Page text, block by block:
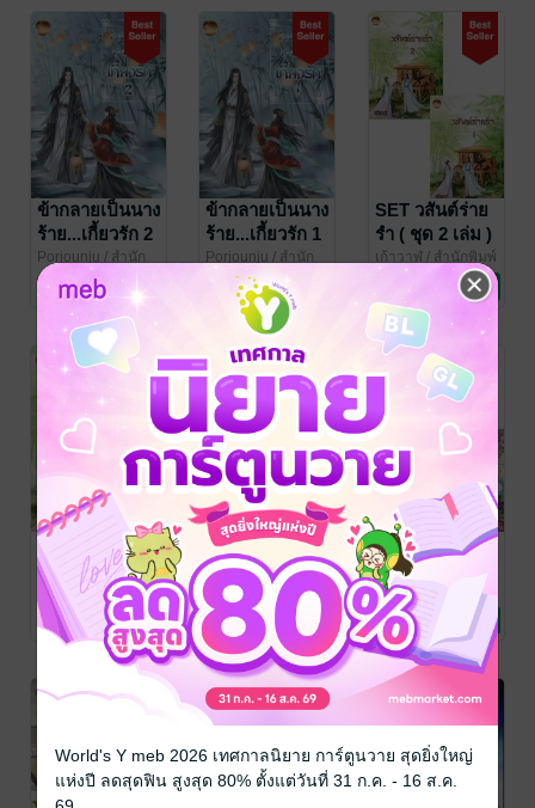
ข้ากลายเป็นนาง
ร้าย...เกี้ยวรัก 2
Porjounju / สำนัก
พิมพ์เฟยฮุ่ย
นิยายรักจีนโบราณ
146 Rating
ข้ากลายเป็นนาง
ร้าย...เกี้ยวรัก 1
Porjounju / สำนัก
พิมพ์เฟยฮุ่ย
นิยายรักจีนโบราณ
112 Rating
SET วสันต์ร่าย
รำ ( ชุด 2 เล่ม )
เก้าวาฬ / สำนักพิมพ์
นิยายรักจีนโบราณ
8 Rating
วสันต์ร่ายรำ 2
เก้าวาฬ/ สำนักพิมพ์
เฟยฮุ่ย
นิยายรักจีนโบราณ
12 Rating
วสันต์ร่ายรำ 1
เก้าวาฬ/ สำนักพิมพ์
เฟยฮุ่ย
นิยายรักจีนโบราณ
9 Rating
SET บุตรมังกร
อ้อนรัก ( ชุด 2
เล่ม )
Porjounju
/ สำนัก
พิมพ์เฟยฮุ่ย
นิยายรักจีนโบราณ
78 Rating
World's Y meb 2026 เทศกาลนิยาย การ์ตูนวาย สุดยิ่งใหญ่
แห่งปี ลดสุดฟิน สูงสุด 80% ตั้งแต่วันที่ 31 ก.ค. - 16 ส.ค.